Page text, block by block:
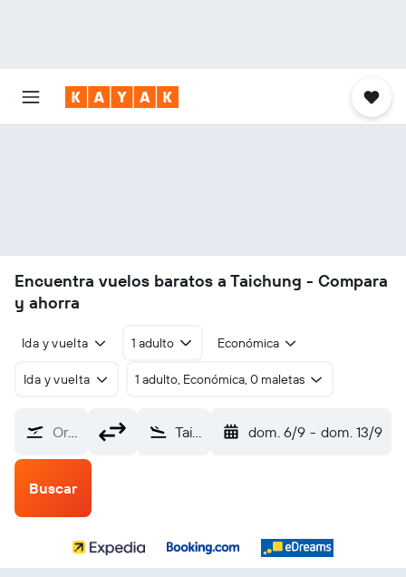
Encuentra vuelos baratos a Taichung - Compara
y ahorra
Ida y vuelta 1 adulto Económica
Ida y vuelta 1 adulto, Económica, 0 maletas
Origen Taichung ChingChuanKang (RMQ) dom. 6/9 - dom. 13/9
Buscar